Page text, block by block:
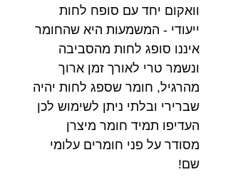
וואקום יחד עם סופח לחות
ייעודי - המשמעות היא שהחומר
איננו סופג לחות מהסביבה
ונשמר טרי לאורך זמן ארוך
מהרגיל, חומר שספג לחות יהיה
שברירי ובלתי ניתן לשימוש לכן
העדיפו תמיד חומר מיצרן
מסודר על פני חומרים עלומי
שם!